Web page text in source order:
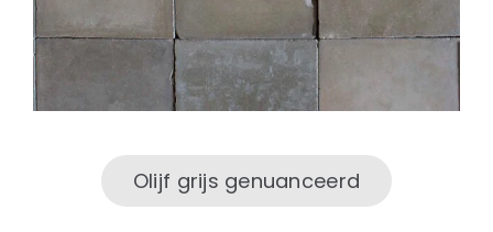
Olijf grijs genuanceerd